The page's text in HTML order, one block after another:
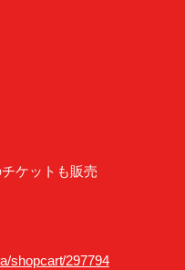
ケットも販売
shopcart/297794